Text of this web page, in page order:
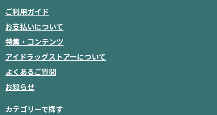
ご利用ガイド
お支払いについて
特集・コンテンツ
アイドラッグストアーについて
よくあるご質問
お知らせ
カテゴリーで探す